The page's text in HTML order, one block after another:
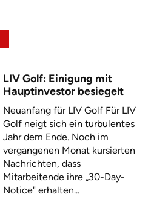
LIV Golf: Einigung mit
Hauptinvestor besiegelt
Neuanfang für LIV Golf Für LIV
Golf neigt sich ein turbulentes
Jahr dem Ende. Noch im
vergangenen Monat kursierten
Nachrichten, dass
Mitarbeitende ihre „30-Day-
Notice" erhalten...